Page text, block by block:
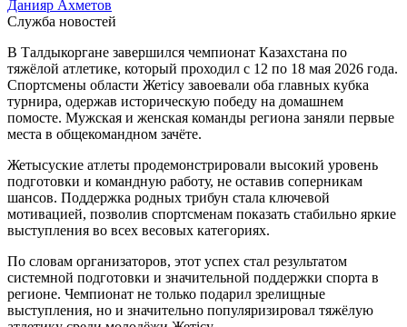
Данияр Ахметов
Служба новостей
В Талдыкоргане завершился чемпионат Казахстана по
тяжёлой атлетике, который проходил с 12 по 18 мая 2026 года.
Спортсмены области Жетісу завоевали оба главных кубка
турнира, одержав историческую победу на домашнем
помосте. Мужская и женская команды региона заняли первые
места в общекомандном зачёте.
Жетысуские атлеты продемонстрировали высокий уровень
подготовки и командную работу, не оставив соперникам
шансов. Поддержка родных трибун стала ключевой
мотивацией, позволив спортсменам показать стабильно яркие
выступления во всех весовых категориях.
По словам организаторов, этот успех стал результатом
системной подготовки и значительной поддержки спорта в
регионе. Чемпионат не только подарил зрелищные
выступления, но и значительно популяризировал тяжёлую